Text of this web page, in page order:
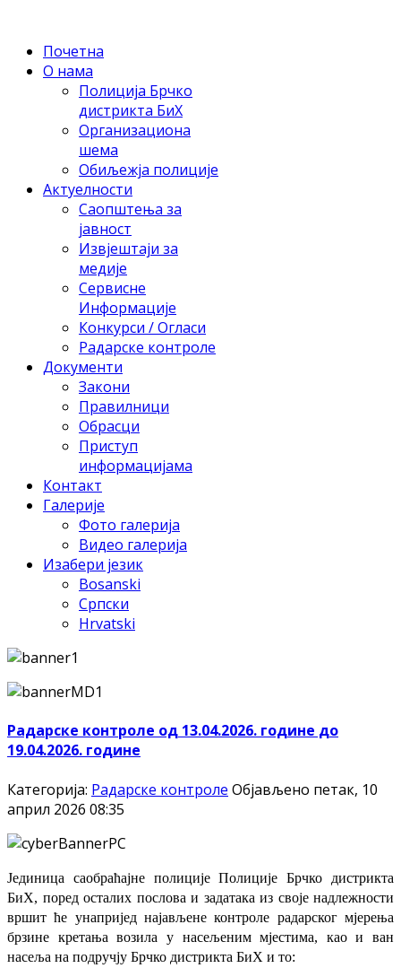
Почетна
О нама
Полиција Брчко
дистрикта БиХ
Организациона
шема
Обиљежја полиције
Актуелности
Саопштења за
јавност
Извјештаји за
медије
Сервисне
Информације
Конкурси / Огласи
Радарске контроле
Документи
Закони
Правилници
Обрасци
Приступ
информацијама
Контакт
Галерије
Фото галерија
Видео галерија
Изабери језик
Bosanski
Српски
Hrvatski
Радарске контроле од 13.04.2026. године до
19.04.2026. године
Категорија: Радарске контроле Објављено петак, 10
април 2026 08:35
Јединица саобраћајне полиције Полиције Брчко дистрикта
БиХ, поред осталих послова и задатака из своје надлежности
вршит ће унапријед најављене контроле радарског мјерења
брзине кретања возила у насељеним мјестима, као и ван
насеља на подручју Брчко дистрикта БиХ и то: